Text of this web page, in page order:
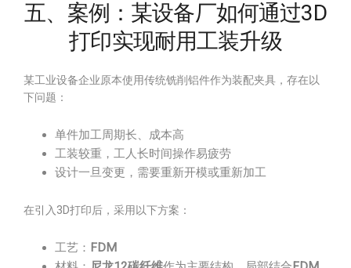
五、案例：某设备厂如何通过3D
打印实现耐用工装升级
某工业设备企业原本使用传统铣削铝件作为装配夹具，存在以
下问题：
单件加工周期长、成本高
工装较重，工人长时间操作易疲劳
设计一旦变更，需要重新开模或重新加工
在引入3D打印后，采用以下方案：
工艺： FDM